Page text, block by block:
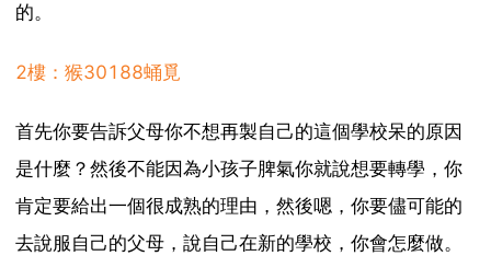
的。
2樓：猴30188蛹覓
首先你要告訴父母你不想再製自己的這個學校呆的原因
是什麼？然後不能因為小孩子脾氣你就說想要轉學，你
肯定要給出一個很成熟的理由，然後嗯，你要儘可能的
去說服自己的父母，說自己在新的學校，你會怎麼做。